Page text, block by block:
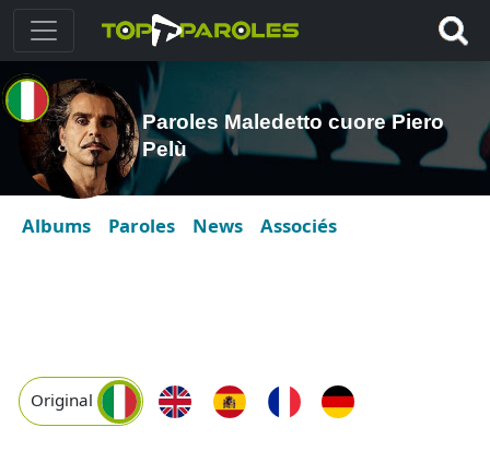
Paroles Maledetto cuore Piero
Pelù
Albums Paroles News Associés
Original